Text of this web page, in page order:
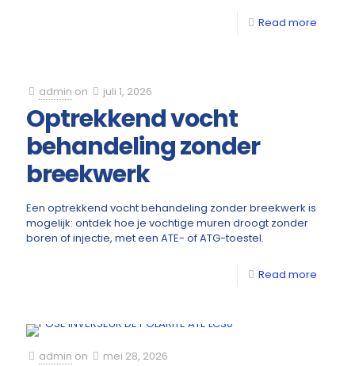
Read more
admin on juli 1, 2026
Optrekkend vocht
behandeling zonder
breekwerk
Een optrekkend vocht behandeling zonder breekwerk is
mogelijk: ontdek hoe je vochtige muren droogt zonder
boren of injectie, met een ATE- of ATG-toestel.
Read more
admin on mei 28, 2026